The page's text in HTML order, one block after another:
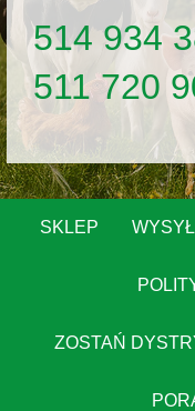
514 934
511 720
SKLEP
ZOSTAŃ